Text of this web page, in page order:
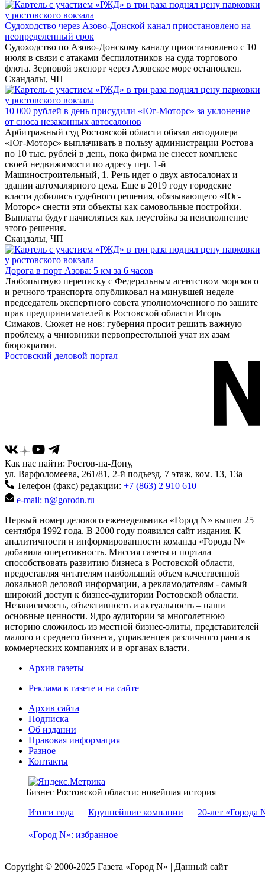
Судоходство через Азово-Донской канал приостановлено на
неопределенный срок
Судоходство по Азово-Донскому каналу приостановлено с 10
июля в связи с атаками беспилотников на суда торгового
флота. Зерновой экспорт через Азовское море остановлен.
Скандалы, ЧП
10 000 рублей в день присудили «Юг-Моторс» за уклонение
от сноса незаконных автосалонов
Арбитражный суд Ростовской области обязал автодилера
«Юг-Моторс» выплачивать в пользу администрации Ростова
по 10 тыс. рублей в день, пока фирма не снесет комплекс
своей недвижимости по адресу пер. 1-й
Машиностроительный, 1. Речь идет о двух автосалонах и
здании автомалярного цеха. Еще в 2019 году городские
власти добились судебного решения, обязывающего «Юг-
Моторс» снести эти объекты как самовольные постройки.
Выплаты будут начисляться как неустойка за неисполнение
этого решения.
Скандалы, ЧП
Дорога в порт Азова: 5 км за 6 часов
Любопытную переписку с Федеральным агентством морского
и речного транспорта опубликовал на минувшей неделе
председатель экспертного совета уполномоченного по защите
прав предпринимателей в Ростовской области Игорь
Симаков. Сюжет не нов: губерния просит решить важную
проблему, а чиновники первопрестольной учат их азам
бюрократии.
Ростовский деловой портал
Как нас найти: Ростов-на-Дону,
ул. Варфоломеева, 261/81, 2-й подъезд, 7 этаж, ком. 13, 13а
Телефон (факс) редакции: +7 (863) 2 910 610
e-mail: n@gorodn.ru
Первый номер делового еженедельника «Город N» вышел 25
сентября 1992 года. В 2000 году появился сайт издания. К
аналитичности и информированности команда «Города N»
добавила оперативность. Миссия газеты и портала —
способствовать развитию бизнеса в Ростовской области,
предоставляя читателям наибольший объем качественной
локальной деловой информации, а рекламодателям - самый
широкий доступ к бизнес-аудитории Ростовской области.
Независимость, объективность и актуальность – наши
основные ценности. Ядро аудитории за многолетнюю
историю сложилось из местной бизнес-элиты, представителей
малого и среднего бизнеса, управленцев различного ранга в
коммерческих компаниях и в органах власти.
Архив газеты
Реклама в газете и на сайте
Архив сайта
Подписка
Об издании
Правовая информация
Разное
Контакты
Бизнес Ростовской области: новейшая история
Итоги года
Крупнейшие компании 20-лет «Города
«Город N»: избранное
Copyright © 2000-2025 Газета «Город N» | Данный сайт